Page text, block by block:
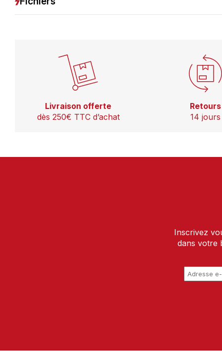
Livraison offerte
dès 250€ TTC d’achat
Retours
14 jours
Inscrivez
dans votre